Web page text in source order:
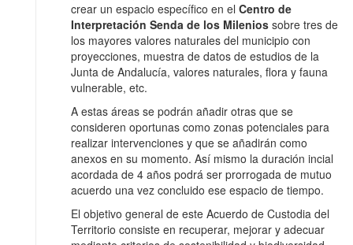
crear un espacio específico en el Centro de
Interpretación Senda de los Milenios sobre tres de
los mayores valores naturales del municipio con
proyecciones, muestra de datos de estudios de la
Junta de Andalucía, valores naturales, flora y fauna
vulnerable, etc.
A estas áreas se podrán añadir otras que se
consideren oportunas como zonas potenciales para
realizar intervenciones y que se añadirán como
anexos en su momento. Así mismo la duración incial
acordada de 4 años podrá ser prorrogada de mutuo
acuerdo una vez concluido ese espacio de tiempo.
El objetivo general de este Acuerdo de Custodia del
Territorio consiste en recuperar, mejorar y adecuar